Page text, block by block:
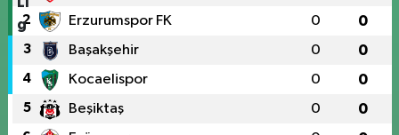
2 Erzurumspor FK 0 0
3 Başakşehir 0 0
4 Kocaelispor 0 0
5 Beşiktaş 0 0